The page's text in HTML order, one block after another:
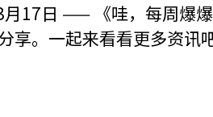
17日 —— 《哇，每周爆
享。一起来看看更多资讯吧